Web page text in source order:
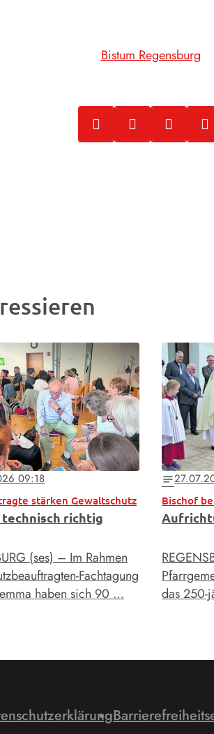
Bistum Regensburg
09:18
stärken Gewaltschutz
technisch richtig
(ses) – Im Rahmen
Fachtagung
haben sich 90 …
notes
das 250-